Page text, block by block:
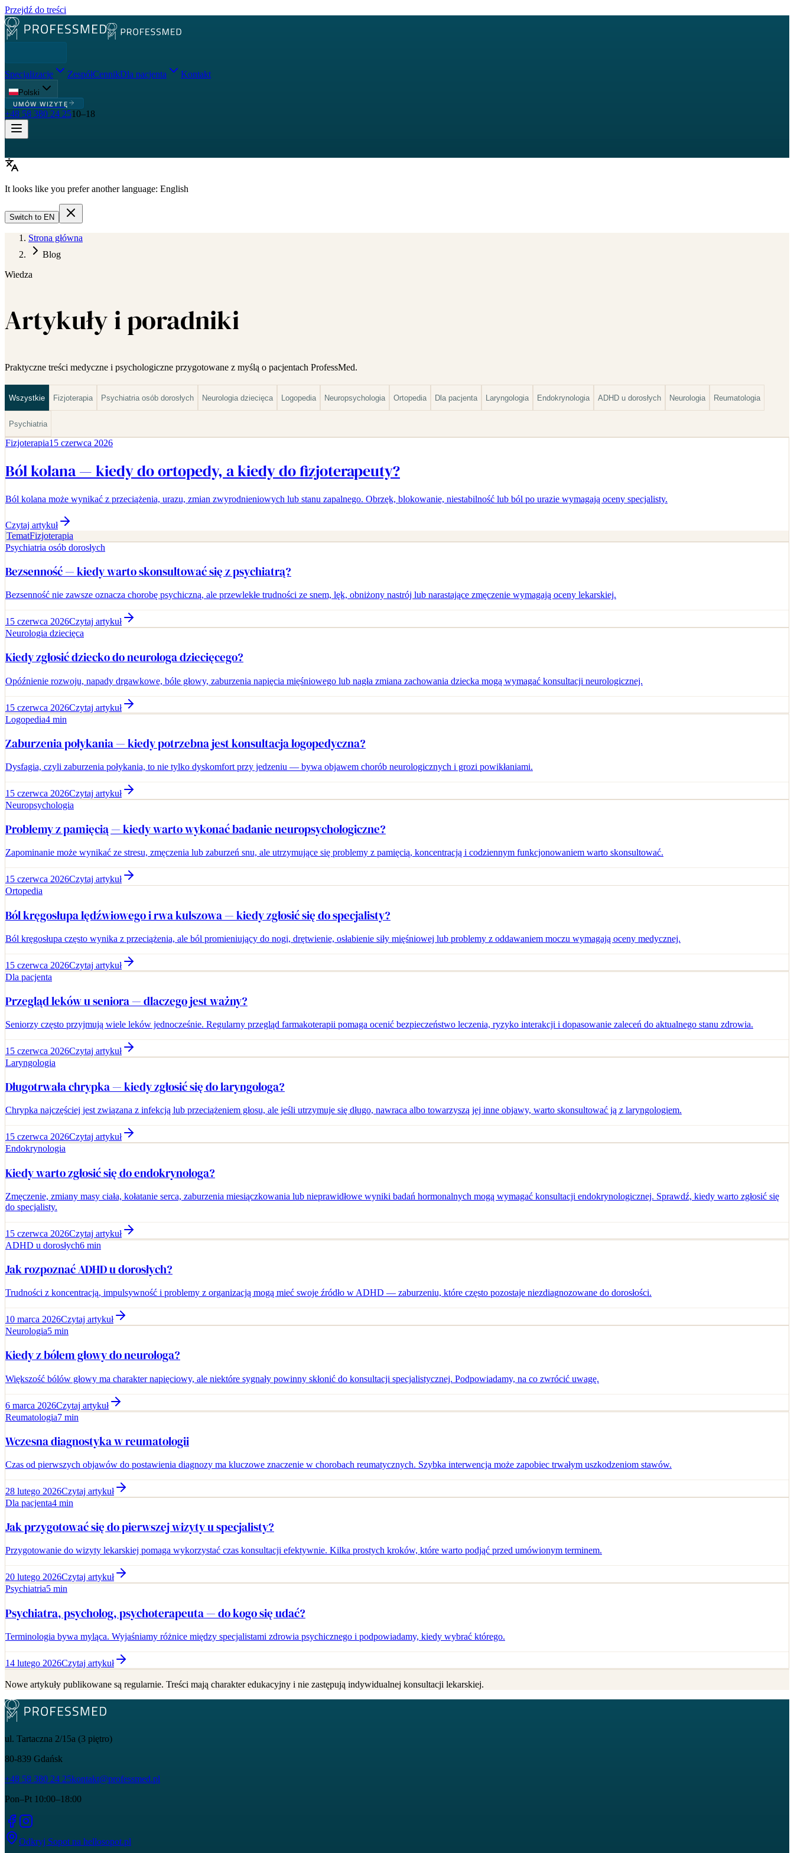
Przejdź do treści
Specjalizacje ZespółCennikDla pacjenta Kontakt
Polski
UMÓW WIZYTĘ
+48 58 380 24 2510–18
It looks like you prefer another language: English
Switch to EN
Strona główna
Blog
Wiedza
Artykuły i poradniki
Praktyczne treści medyczne i psychologiczne przygotowane z myślą o pacjentach ProfessMed.
Wszystkie Fizjoterapia Psychiatria osób dorosłych Neurologia dziecięca Logopedia Neuropsychologia Ortopedia Dla pacjenta Laryngologia Endokrynologia ADHD u dorosłych Neurologia Reumatologia
Psychiatria
Fizjoterapia15 czerwca 2026
Ból kolana — kiedy do ortopedy, a kiedy do fizjoterapeuty?
Ból kolana może wynikać z przeciążenia, urazu, zmian zwyrodnieniowych lub stanu zapalnego. Obrzęk, blokowanie, niestabilność lub ból po urazie wymagają oceny specjalisty.
Czytaj artykuł
TematFizjoterapia
Psychiatria osób dorosłych
Bezsenność — kiedy warto skonsultować się z psychiatrą?
Bezsenność nie zawsze oznacza chorobę psychiczną, ale przewlekłe trudności ze snem, lęk, obniżony nastrój lub narastające zmęczenie wymagają oceny lekarskiej.
15 czerwca 2026Czytaj artykuł
Neurologia dziecięca
Kiedy zgłosić dziecko do neurologa dziecięcego?
Opóźnienie rozwoju, napady drgawkowe, bóle głowy, zaburzenia napięcia mięśniowego lub nagła zmiana zachowania dziecka mogą wymagać konsultacji neurologicznej.
15 czerwca 2026Czytaj artykuł
Logopedia4 min
Zaburzenia połykania — kiedy potrzebna jest konsultacja logopedyczna?
Dysfagia, czyli zaburzenia połykania, to nie tylko dyskomfort przy jedzeniu — bywa objawem chorób neurologicznych i grozi powikłaniami.
15 czerwca 2026Czytaj artykuł
Neuropsychologia
Problemy z pamięcią — kiedy warto wykonać badanie neuropsychologiczne?
Zapominanie może wynikać ze stresu, zmęczenia lub zaburzeń snu, ale utrzymujące się problemy z pamięcią, koncentracją i codziennym funkcjonowaniem warto skonsultować.
15 czerwca 2026Czytaj artykuł
Ortopedia
Ból kręgosłupa lędźwiowego i rwa kulszowa — kiedy zgłosić się do specjalisty?
Ból kręgosłupa często wynika z przeciążenia, ale ból promieniujący do nogi, drętwienie, osłabienie siły mięśniowej lub problemy z oddawaniem moczu wymagają oceny medycznej.
15 czerwca 2026Czytaj artykuł
Dla pacjenta
Przegląd leków u seniora — dlaczego jest ważny?
Seniorzy często przyjmują wiele leków jednocześnie. Regularny przegląd farmakoterapii pomaga ocenić bezpieczeństwo leczenia, ryzyko interakcji i dopasowanie zaleceń do aktualnego stanu zdrowia.
15 czerwca 2026Czytaj artykuł
Laryngologia
Długotrwała chrypka — kiedy zgłosić się do laryngologa?
Chrypka najczęściej jest związana z infekcją lub przeciążeniem głosu, ale jeśli utrzymuje się długo, nawraca albo towarzyszą jej inne objawy, warto skonsultować ją z laryngologiem.
15 czerwca 2026Czytaj artykuł
Endokrynologia
Kiedy warto zgłosić się do endokrynologa?
Zmęczenie, zmiany masy ciała, kołatanie serca, zaburzenia miesiączkowania lub nieprawidłowe wyniki badań hormonalnych mogą wymagać konsultacji endokrynologicznej. Sprawdź, kiedy warto zgłosić się
do specjalisty.
15 czerwca 2026Czytaj artykuł
ADHD u dorosłych6 min
Jak rozpoznać ADHD u dorosłych?
Trudności z koncentracją, impulsywność i problemy z organizacją mogą mieć swoje źródło w ADHD — zaburzeniu, które często pozostaje niezdiagnozowane do dorosłości.
10 marca 2026Czytaj artykuł
Neurologia5 min
Kiedy z bólem głowy do neurologa?
Większość bólów głowy ma charakter napięciowy, ale niektóre sygnały powinny skłonić do konsultacji specjalistycznej. Podpowiadamy, na co zwrócić uwagę.
6 marca 2026Czytaj artykuł
Reumatologia7 min
Wczesna diagnostyka w reumatologii
Czas od pierwszych objawów do postawienia diagnozy ma kluczowe znaczenie w chorobach reumatycznych. Szybka interwencja może zapobiec trwałym uszkodzeniom stawów.
28 lutego 2026Czytaj artykuł
Dla pacjenta4 min
Jak przygotować się do pierwszej wizyty u specjalisty?
Przygotowanie do wizyty lekarskiej pomaga wykorzystać czas konsultacji efektywnie. Kilka prostych kroków, które warto podjąć przed umówionym terminem.
20 lutego 2026Czytaj artykuł
Psychiatria5 min
Psychiatra, psycholog, psychoterapeuta — do kogo się udać?
Terminologia bywa myląca. Wyjaśniamy różnice między specjalistami zdrowia psychicznego i podpowiadamy, kiedy wybrać którego.
14 lutego 2026Czytaj artykuł
Nowe artykuły publikowane są regularnie. Treści mają charakter edukacyjny i nie zastępują indywidualnej konsultacji lekarskiej.
ul. Tartaczna 2/15a (3 piętro)
80-839 Gdańsk
+48 58 380 24 25kontakt@professmed.pl
Pon–Pt 10:00–18:00
Odkryj Sopot na hellosopot.pl